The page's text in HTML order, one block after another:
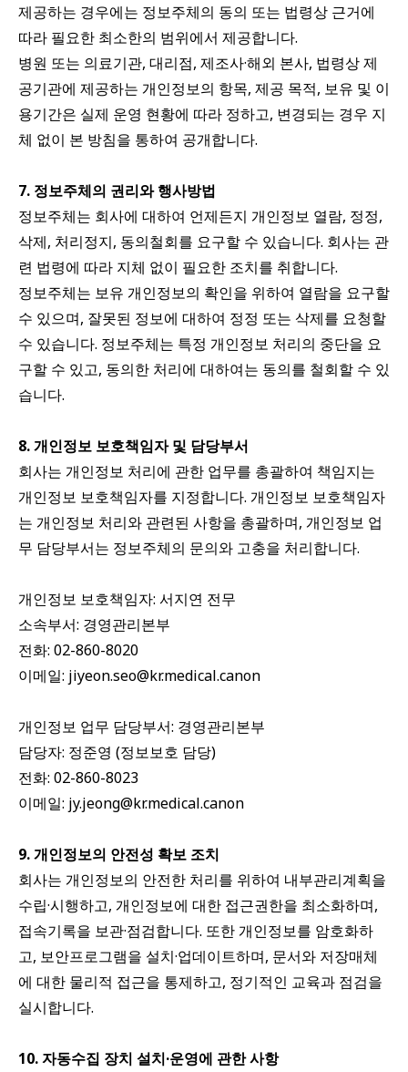
제공하는 경우에는 정보주체의 동의 또는 법령상 근거에
따라 필요한 최소한의 범위에서 제공합니다.
병원 또는 의료기관, 대리점, 제조사·해외 본사, 법령상 제
공기관에 제공하는 개인정보의 항목, 제공 목적, 보유 및 이
용기간은 실제 운영 현황에 따라 정하고, 변경되는 경우 지
체 없이 본 방침을 통하여 공개합니다.
7. 정보주체의 권리와 행사방법
정보주체는 회사에 대하여 언제든지 개인정보 열람, 정정,
삭제, 처리정지, 동의철회를 요구할 수 있습니다. 회사는 관
련 법령에 따라 지체 없이 필요한 조치를 취합니다.
정보주체는 보유 개인정보의 확인을 위하여 열람을 요구할
수 있으며, 잘못된 정보에 대하여 정정 또는 삭제를 요청할
수 있습니다. 정보주체는 특정 개인정보 처리의 중단을 요
구할 수 있고, 동의한 처리에 대하여는 동의를 철회할 수 있
습니다.
8. 개인정보 보호책임자 및 담당부서
회사는 개인정보 처리에 관한 업무를 총괄하여 책임지는
개인정보 보호책임자를 지정합니다. 개인정보 보호책임자
는 개인정보 처리와 관련된 사항을 총괄하며, 개인정보 업
무 담당부서는 정보주체의 문의와 고충을 처리합니다.
개인정보 보호책임자: 서지연 전무
소속부서: 경영관리본부
전화: 02-860-8020
이메일: jiyeon.seo@kr.medical.canon
개인정보 업무 담당부서: 경영관리본부
담당자: 정준영 (정보보호 담당)
전화: 02-860-8023
이메일: jy.jeong@kr.medical.canon
9. 개인정보의 안전성 확보 조치
회사는 개인정보의 안전한 처리를 위하여 내부관리계획을
수립·시행하고, 개인정보에 대한 접근권한을 최소화하며,
접속기록을 보관·점검합니다. 또한 개인정보를 암호화하
고, 보안프로그램을 설치·업데이트하며, 문서와 저장매체
에 대한 물리적 접근을 통제하고, 정기적인 교육과 점검을
실시합니다.
10. 자동수집 장치 설치·운영에 관한 사항